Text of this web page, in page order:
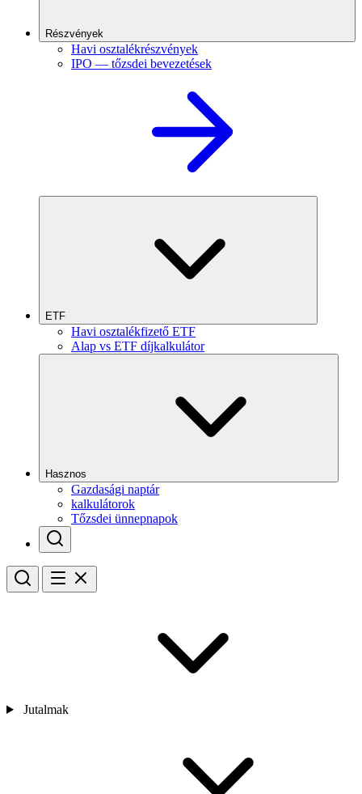
Részvények
Havi osztalékrészvények
IPO — tőzsdei bevezetések
ETF
Havi osztalékfizető ETF
Alap vs ETF díjkalkulátor
Hasznos
Gazdasági naptár
kalkulátorok
Tőzsdei ünnepnapok
Jutalmak